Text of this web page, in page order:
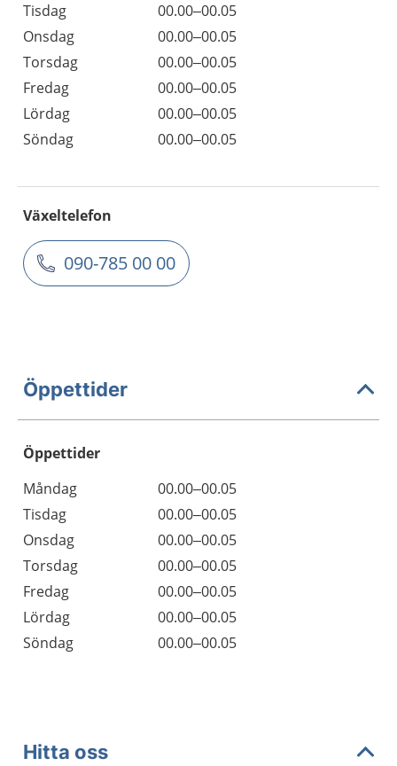
Tisdag
00.00–00.05
Onsdag
00.00–00.05
Torsdag
00.00–00.05
Fredag
00.00–00.05
Lördag
00.00–00.05
Söndag
00.00–00.05
Växeltelefon
090-785 00 00
Öppettider
Öppettider
Dag
Öppettider
Kommentarer
Måndag
00.00–00.05
Tisdag
00.00–00.05
Onsdag
00.00–00.05
Torsdag
00.00–00.05
Fredag
00.00–00.05
Lördag
00.00–00.05
Söndag
00.00–00.05
Hitta oss